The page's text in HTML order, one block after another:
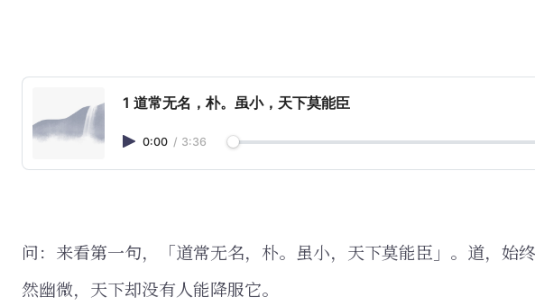
1 道常无名，朴。虽小，天下莫能臣
0:00 / 3:36
问：来看第一句，「道常无名，朴。虽小，天下莫能臣」。道，始
然幽微，天下却没有人能降服它。